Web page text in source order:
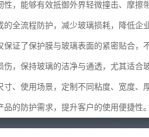
性，能够有效抵御外界轻微撞击、摩
的全流程防护，减少玻璃损耗，降低
保证了保护膜与玻璃表面的紧密贴合
伤，保持玻璃的洁净与通透，尤其适
寸、使用场景，定制不同粘度、宽度
的防护需求，提升客户的使用便捷性。